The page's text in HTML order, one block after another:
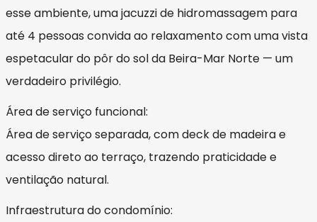
esse ambiente, uma jacuzzi de hidromassagem para
até 4 pessoas convida ao relaxamento com uma vista
espetacular do pôr do sol da Beira-Mar Norte — um
verdadeiro privilégio.
Área de serviço funcional:
Área de serviço separada, com deck de madeira e
acesso direto ao terraço, trazendo praticidade e
ventilação natural.
Infraestrutura do condomínio: